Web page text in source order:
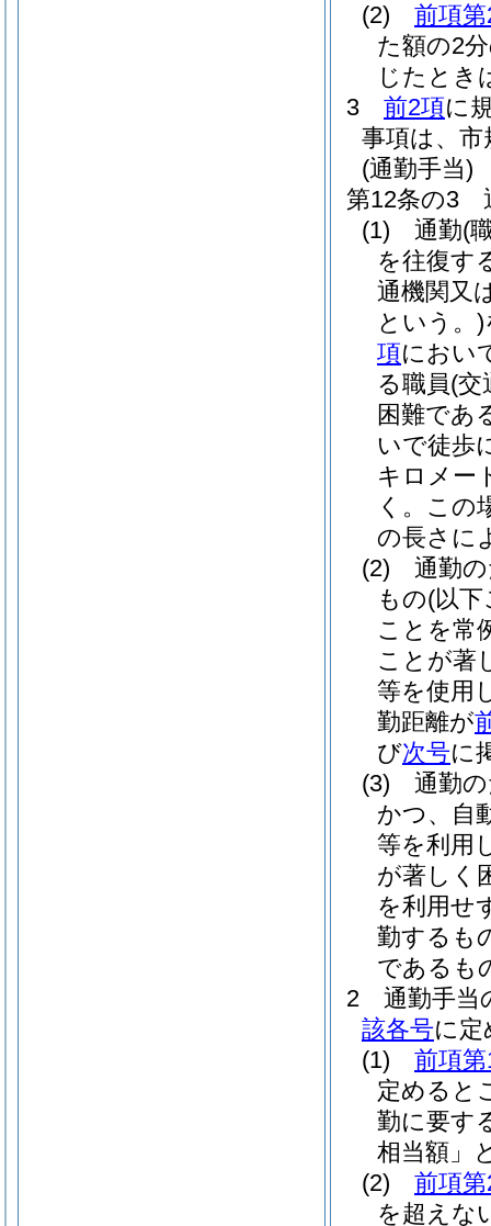
(2)
前項
た額の2
じたとき
3
前2項に
事項は、
(通勤手当)
第12条の3
(1)
通勤(
を往復す
通機関又
という。)
項におい
る職員(交
困難であ
いで徒歩
キロメー
く。この
の長さに
(2)
通勤
もの(以
ことを常
ことが著
等を使用
勤距離が
び次号に
(3)
通勤
かつ、自
等を利用
が著しく
を利用せ
勤するも
であるも
2
通勤手当
該各号に
(1)
前項
定めると
勤に要す
相当額」
(2)
前項
を超えな